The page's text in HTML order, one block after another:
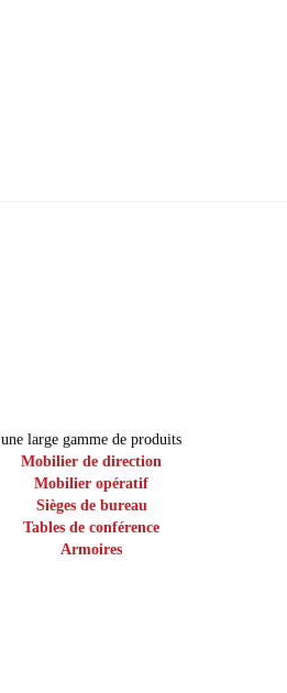
une large gamme de produits
Mobilier de direction
Mobilier opératif
Sièges de bureau
Tables de conférence
Armoires